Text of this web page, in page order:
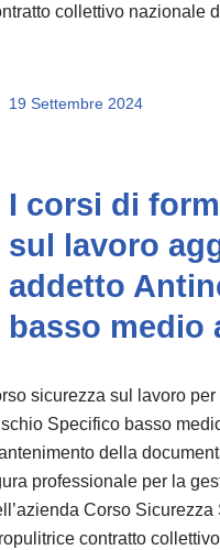
collettivo nazionale
19 Settembre 2024
I corsi di
sul lavoro
addetto
basso medio
sicurezza sul lavoro
Specifico basso
della
professionale per la
Corso
contratto